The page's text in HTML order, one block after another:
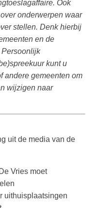
Ook
onderwerpen waar
stellen. Denk hierbij
en de
Persoonlijk
kunt u
andere gemeenten om
wijzigen naar
uit de media van de
Vries moet
uithuisplaatsingen